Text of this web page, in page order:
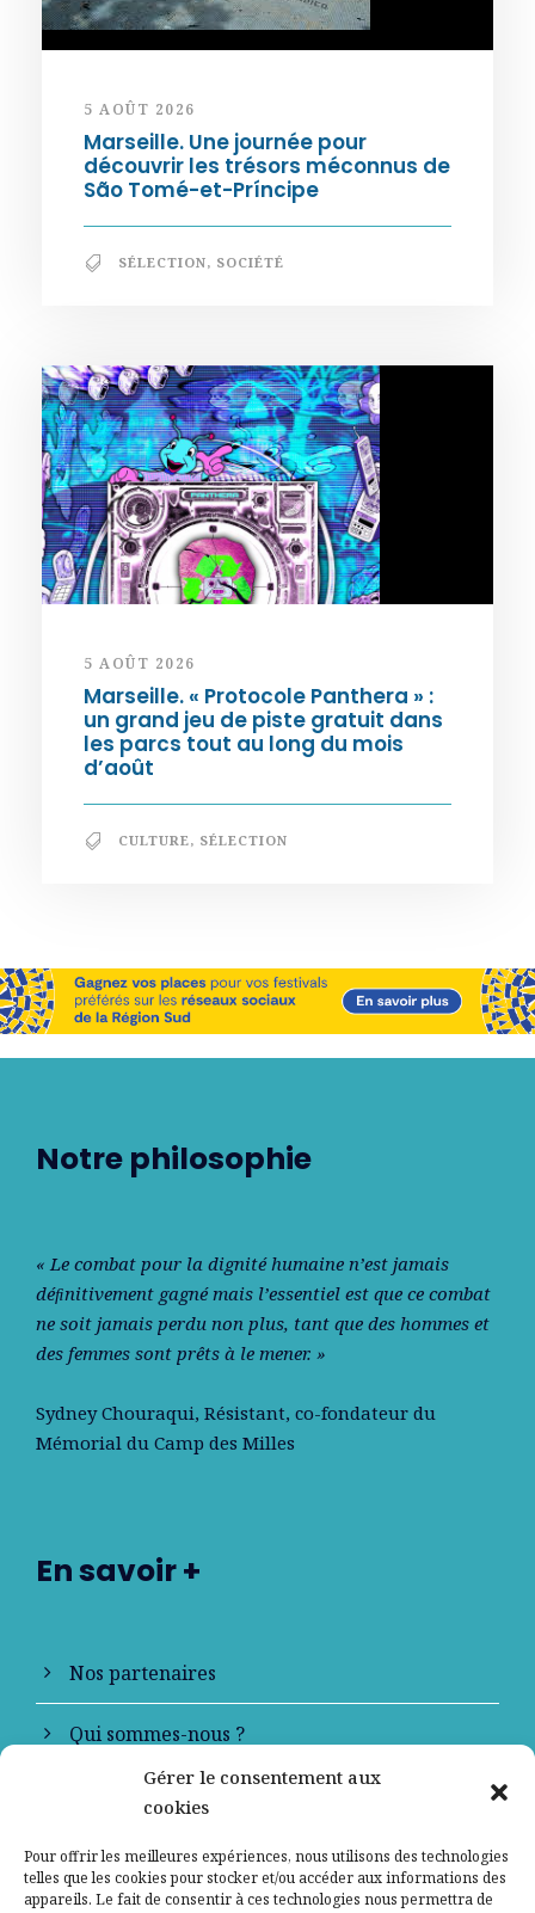
Gérer le consentement aux
cookies
Pour offrir les meilleures expériences, nous utilisons des technologies
telles que les cookies pour stocker et/ou accéder aux informations des
appareils. Le fait de consentir à ces technologies nous permettra de
5 AOÛT 2026
Marseille. Une journée pour
découvrir les trésors méconnus de
São Tomé-et-Príncipe
SÉLECTION, SOCIÉTÉ
5 AOÛT 2026
Marseille. « Protocole Panthera » :
un grand jeu de piste gratuit dans
les parcs tout au long du mois
d’août
CULTURE, SÉLECTION
Notre philosophie
« Le combat pour la dignité humaine n’est jamais
déﬁnitivement gagné mais l’essentiel est que ce combat
ne soit jamais perdu non plus, tant que des hommes et
des femmes sont prêts à le mener. »
Sydney Chouraqui, Résistant, co-fondateur du
Mémorial du Camp des Milles
En savoir +
Nos partenaires
Qui sommes-nous ?
Contactez-nous
Mentions légales